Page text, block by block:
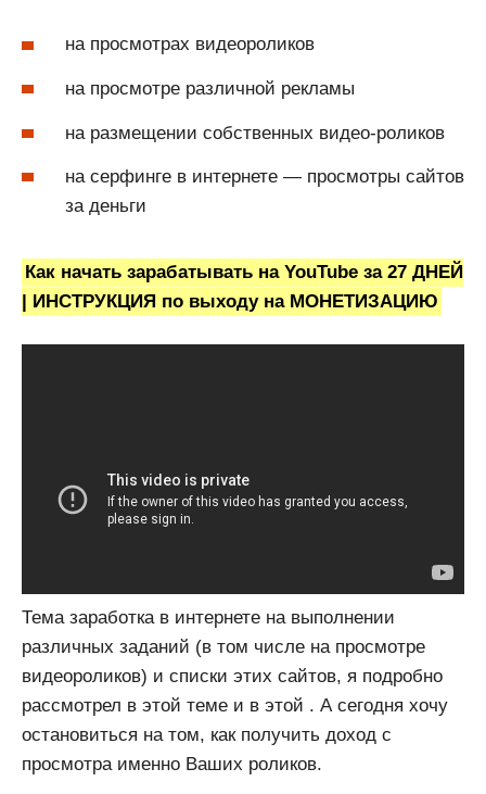
на просмотрах видеороликов
на просмотре различной рекламы
на размещении собственных видео-роликов
на серфинге в интернете — просмотры сайтов
за деньги
Как начать зарабатывать на YouTube за 27 ДНЕЙ
| ИНСТРУКЦИЯ по выходу на МОНЕТИЗАЦИЮ
Тема заработка в интернете на выполнении
различных заданий (в том числе на просмотре
видеороликов) и списки этих сайтов, я подробно
рассмотрел в этой теме и в этой . А сегодня хочу
остановиться на том, как получить доход с
просмотра именно Ваших роликов.